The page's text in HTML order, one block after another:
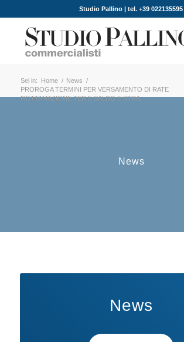
Studio Pallino | tel. +39 022135595
Sei in: Home / News /
PROROGA TERMINI PER VERSAMENTO DI RATE
ROTTAMAZIONE TER E SALDO E STRA...
News
News